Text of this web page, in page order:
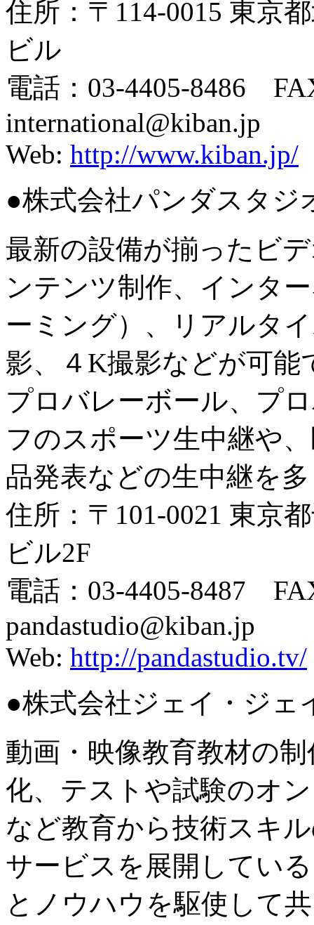
住所：〒114-0015 東京
ビル
電話：03-4405-8486
international@kiban.jp
Web: http://www.kiban.jp/
●株式会社パンダスタジ
最新の設備が揃ったビ
ンテンツ制作、インタ
ーミング）、リアルタ
影、４K撮影などが可能
プロバレーボール、プ
フのスポーツ生中継や
品発表などの生中継を
住所：〒101-0021 東京
ビル2F
電話：03-4405-8487
pandastudio@kiban.jp
Web: http://pandastudio.tv/
●株式会社ジェイ・ジェ
動画・映像教育教材の
化、テストや試験のオ
など教育から技術スキ
サービスを展開してい
とノウハウを駆使して